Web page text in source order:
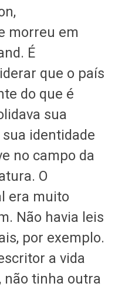
morreu em
É
que o país
do que é
sua
identidade
no campo da
O
era muito
Não havia leis
por exemplo.
a vida
não tinha outra